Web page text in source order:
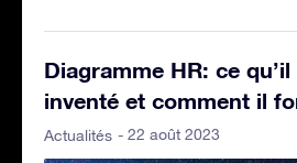
Diagramme HR: ce qu’il
inventé et comment il
Actualités - 22 août 2023